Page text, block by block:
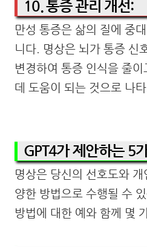
10. 통증 관리 개선:
만성 통증은 삶의 질에 중
니다. 명상은 뇌가 통증 신
변경하여 통증 인식을 줄
데 도움이 되는 것으로 나
GPT4가 제안하는 5
명상은 당신의 선호도와
양한 방법으로 수행될 수
방법에 대한 예와 함께 몇